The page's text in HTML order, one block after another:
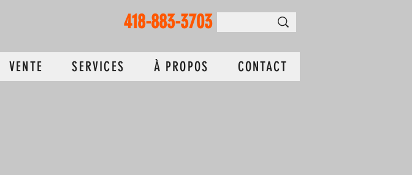
418-883-3703
VENTE SERVICES À PROPOS CONTACT